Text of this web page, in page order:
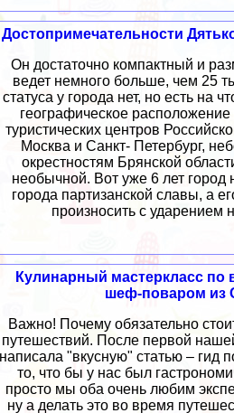
Достопримечательности
Он достаточно компактный и
ведет немного больше, чем 25
статуса у города нет, но есть на
географическое
туристических центров
Москва и Санкт- Петербург,
окрестностям Брянской
необычной. Вот уже 6 лет город
города партизанской славы, а
произносить с ударением
Кулинарный мастеркласс по
шеф-поваром из
Важно! Почему обязательно
путешествий. После первой
написала "вкусную" статью – гид
то, что бы у нас был
просто мы оба очень любим
ну а делать это во время